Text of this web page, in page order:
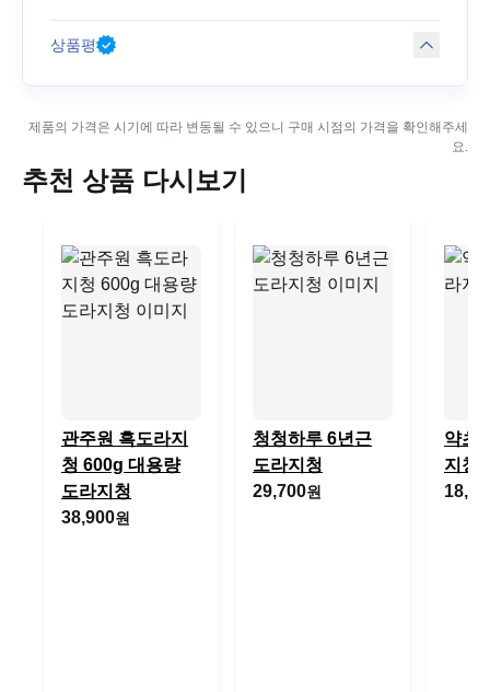
상품평
제품의 가격은 시기에 따라 변동될 수 있으니 구매 시점의 가격을 확인해주세
요.
추천 상품 다시보기
관주원 흑도라지
청 600g 대용량
도라지청
38,900원
청청하루 6년근
도라지청
29,700원
약초
지청